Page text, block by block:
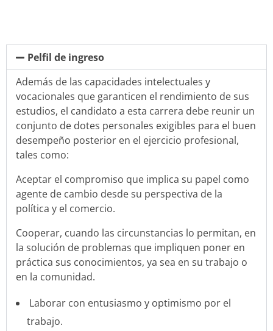
Pelfil de ingreso
Además de las capacidades intelectuales y
vocacionales que garanticen el rendimiento de sus
estudios, el candidato a esta carrera debe reunir un
conjunto de dotes personales exigibles para el buen
desempeño posterior en el ejercicio profesional,
tales como:
Aceptar el compromiso que implica su papel como
agente de cambio desde su perspectiva de la
política y el comercio.
Cooperar, cuando las circunstancias lo permitan, en
la solución de problemas que impliquen poner en
práctica sus conocimientos, ya sea en su trabajo o
en la comunidad.
Laborar con entusiasmo y optimismo por el
trabajo.